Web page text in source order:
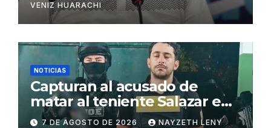
VENIZ HUARACHI
NOTICIAS
Capturan al acusado de
matar al teniente Salazar en
San Matías
7 DE AGOSTO DE 2026 NAYZETH LENY